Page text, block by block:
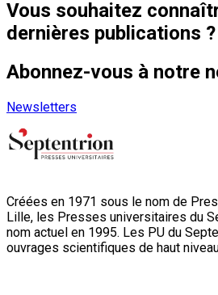
Vous souhaitez
dernières publications ?
Abonnez-vous à notre
Newsletters
Créées en 1971 sous le nom de
Lille, les Presses universitaires du
nom actuel en 1995. Les PU du
ouvrages scientifiques de haut